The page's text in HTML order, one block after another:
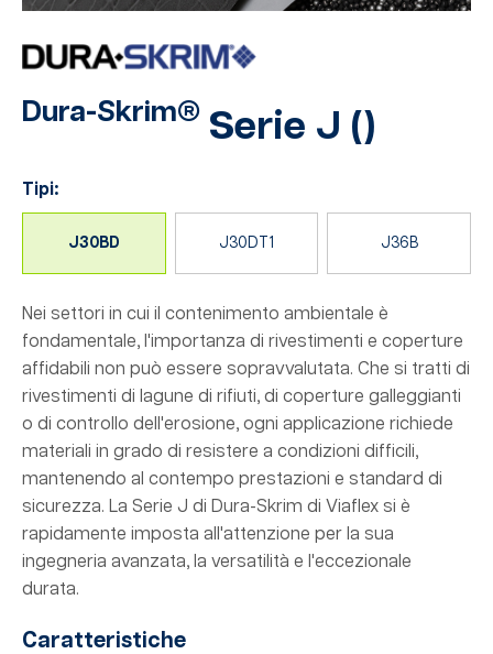
Dura-Skrim® Serie J ()
Tipi:
J30BD J30DT1 J36B
Nei settori in cui il contenimento ambientale è
fondamentale, l'importanza di rivestimenti e coperture
affidabili non può essere sopravvalutata. Che si tratti di
rivestimenti di lagune di rifiuti, di coperture galleggianti
o di controllo dell'erosione, ogni applicazione richiede
materiali in grado di resistere a condizioni difficili,
mantenendo al contempo prestazioni e standard di
sicurezza. La Serie J di Dura-Skrim di Viaflex si è
rapidamente imposta all'attenzione per la sua
ingegneria avanzata, la versatilità e l'eccezionale
durata.
Caratteristiche